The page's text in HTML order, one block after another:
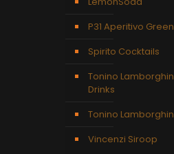
P31 Aperitivo Green
Spirito Cocktails
Tonino
Drinks
Tonino
Vincenzi Siroop